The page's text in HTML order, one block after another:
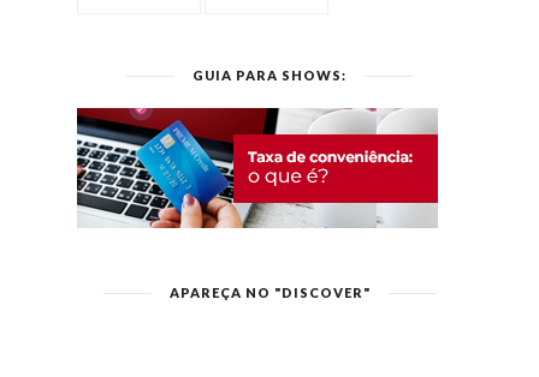
GUIA PARA SHOWS:
APAREÇA NO "DISCOVER"